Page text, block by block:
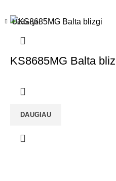
Uždaryti
KS8685MG Balta
DAUGIAU